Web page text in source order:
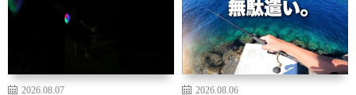
2026.08.07 2026.08.06